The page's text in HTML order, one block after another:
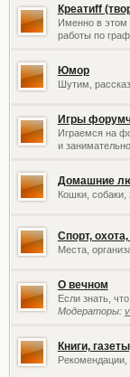
Креатиff
Именно в этом
работы по
Юмор
Шутим,
Игры
Играемся на
и
Домашние
Кошки, собаки,
Спорт,
Места,
О вечном
Если знать,
Модераторы:
Книги,